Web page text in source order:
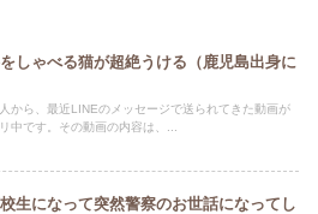
しゃべる猫が超絶うける（鹿児島出身に
から、最近LINEのメッセージで送られてきた動画が
中です。その動画の内容は、...
生になって突然警察のお世話になってし